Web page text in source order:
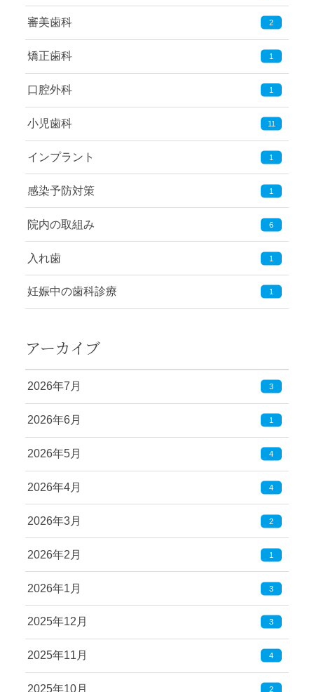
審美歯科 2
矯正歯科 1
口腔外科 1
小児歯科 11
インプラント 1
感染予防対策 1
院内の取組み 6
入れ歯 1
妊娠中の歯科診療 1
アーカイブ
2026年7月 3
2026年6月 1
2026年5月 4
2026年4月 4
2026年3月 2
2026年2月 1
2026年1月 3
2025年12月 3
2025年11月 4
2025年10月 2